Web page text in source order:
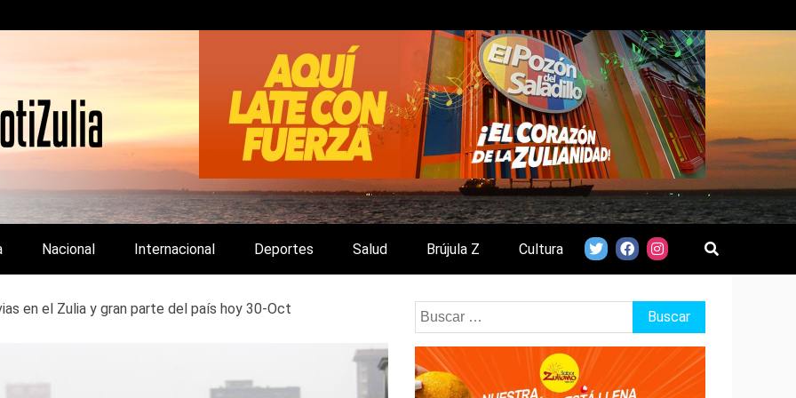
Y DE INTERÉS GENERAL.
Nacional Internacional Deportes Salud Brújula Z Cultura
en el Zulia y gran parte del país hoy 30-Oct Buscar: